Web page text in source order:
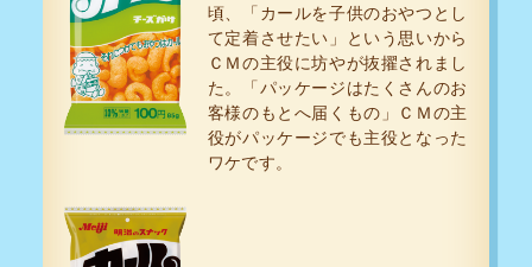
頃、「カールを子供のおやつとし
て定着させたい」という思いから
ＣＭの主役に坊やが抜擢されまし
た。「パッケージはたくさんのお
客様のもとへ届くもの」ＣＭの主
役がパッケージでも主役となった
ワケです。